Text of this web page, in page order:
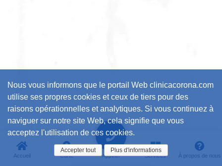
Accueil Carte Appeler Services À propos de nous
Nous vous informons que le portail Web clinicacorona.com
utilise ses propres cookies et ceux de tiers pour des
raisons opérationnelles et analytiques. Si vous continuez à
naviguer sur notre site Web, cela signifie que vous
acceptez l'utilisation de ces cookies.
Accepter tout Plus d'informations